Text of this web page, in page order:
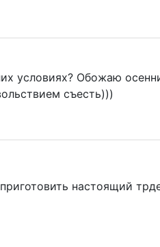
условиях? Обожаю
съесть)))
настоящий